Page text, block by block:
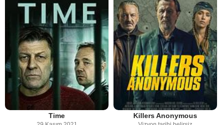
Time Killers Anonymous